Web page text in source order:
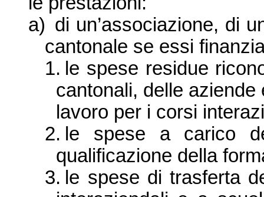
a) di un’associazione, di
cantonale se essi
1. le spese residue
cantonali, delle
lavoro per i corsi
2. le spese a carico
qualificazione della
3. le spese di trasferta